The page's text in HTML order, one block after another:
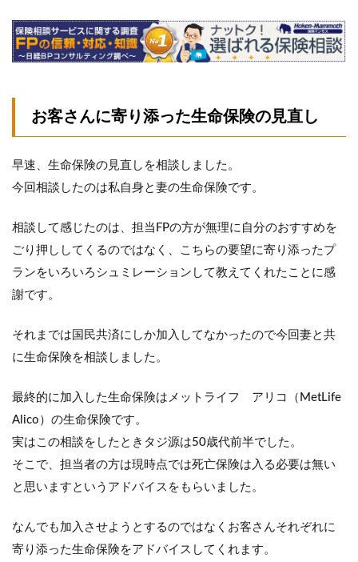
お客さんに寄り添った生命保険の見直し
早速、生命保険の見直しを相談しました。
今回相談したのは私自身と妻の生命保険です。
相談して感じたのは、担当FPの方が無理に自分のおすすめを
ごり押ししてくるのではなく、こちらの要望に寄り添ったプ
ランをいろいろシュミレーションして教えてくれたことに感
謝です。
それまでは国民共済にしか加入してなかったので今回妻と共
に生命保険を相談しました。
最終的に加入した生命保険はメットライフ アリコ（MetLife
Alico）の生命保険です。
実はこの相談をしたときタジ源は50歳代前半でした。
そこで、担当者の方は現時点では死亡保険は入る必要は無い
と思いますというアドバイスをもらいました。
なんでも加入させようとするのではなくお客さんそれぞれに
寄り添った生命保険をアドバイスしてくれます。